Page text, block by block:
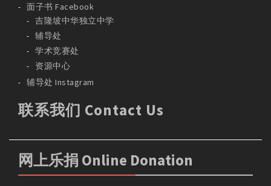
面子书 Facebook
吉隆坡中华独立中学
辅导处
学术竞赛处
资源中心
辅导处 Instagram
联系我们 Contact Us
网上乐捐 Online Donation